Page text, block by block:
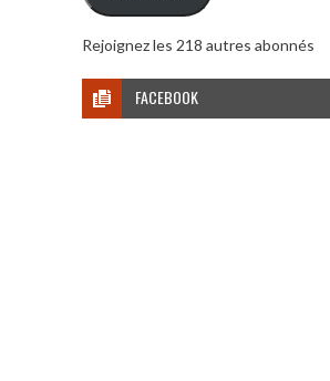
Rejoignez les 218 autres abonnés
FACEBOOK